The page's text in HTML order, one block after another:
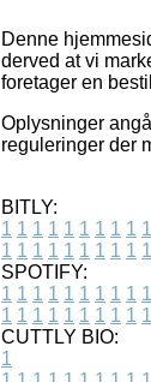
Denne
derved at vi
foretager en
Oplysninger
reguleringer der
BITLY:
1 1 1 1 1 1 1 1 1 1
1 1 1 1 1 1 1 1 1 1
SPOTIFY:
1 1 1 1 1 1 1 1 1 1
1 1 1 1 1 1 1 1 1 1
CUTTLY BIO:
1